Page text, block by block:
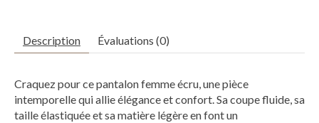
Description Évaluations (0)
Craquez pour cepantalon femme écru, une pièce
intemporelle qui allie élégance et confort. Sacoupe fluide, sa
taille élastiquéeet sa matière légère en font un